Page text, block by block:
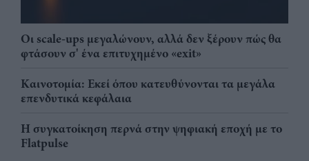
Οι scale-ups μεγαλώνουν, αλλά δεν ξέρουν πώς θα
φτάσουν σ' ένα επιτυχημένο «exit»
Καινοτομία: Εκεί όπου κατευθύνονται τα μεγάλα
επενδυτικά κεφάλαια
Η συγκατοίκηση περνά στην ψηφιακή εποχή με το
Flatpulse